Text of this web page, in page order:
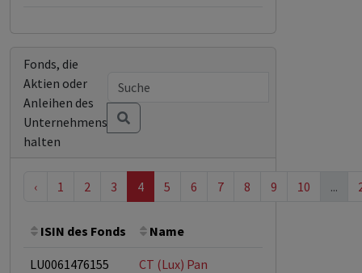
Fonds, die
Aktien oder
Anleihen des
Unternehmens
halten
‹ 1 2 3 4 5 6 7 8 9 10 ...
ISIN des Fonds Name
LU0061476155
CT (Lux) Pan